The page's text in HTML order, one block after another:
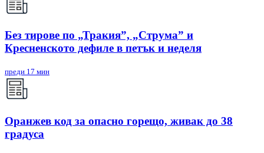
Без тирове по „Тракия”, „Струма” и
Кресненското дефиле в петък и неделя
преди 17 мин
Оранжев код за опасно горещо, живак до 38
градуса